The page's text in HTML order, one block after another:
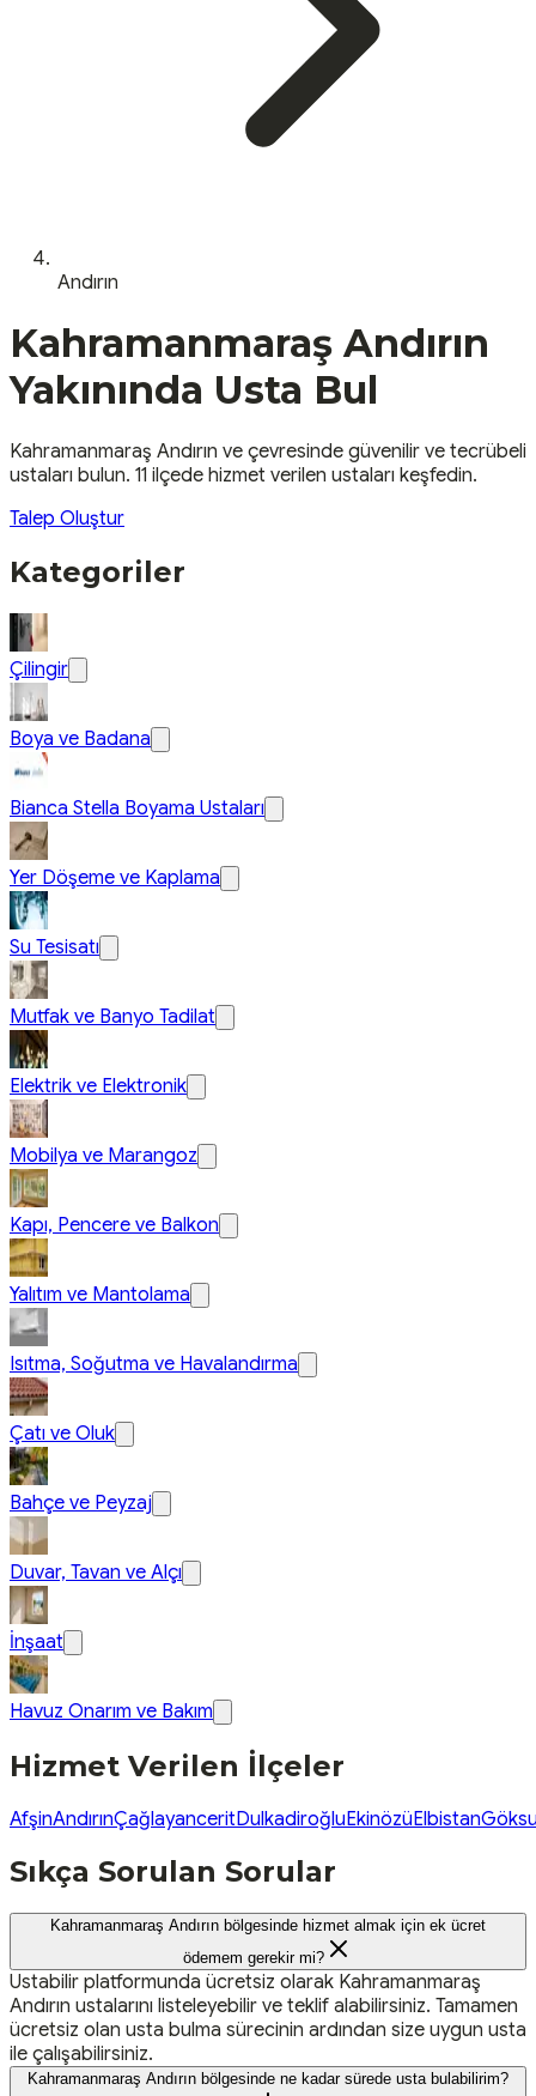
Andırın
Kahramanmaraş Andırın
Yakınında Usta Bul
Kahramanmaraş Andırın ve çevresinde güvenilir ve tecrübeli
ustaları bulun. 11 ilçede hizmet verilen ustaları keşfedin.
Talep Oluştur
Kategoriler
Çilingir
Boya ve Badana
Bianca Stella Boyama Ustaları
Yer Döşeme ve Kaplama
Su Tesisatı
Mutfak ve Banyo Tadilat
Elektrik ve Elektronik
Mobilya ve Marangoz
Kapı, Pencere ve Balkon
Yalıtım ve Mantolama
Isıtma, Soğutma ve Havalandırma
Çatı ve Oluk
Bahçe ve Peyzaj
Duvar, Tavan ve Alçı
İnşaat
Havuz Onarım ve Bakım
Hizmet Verilen İlçeler
AfşinAndırınÇağlayanceritDulkadiroğluEkinözüElbistan
Sıkça Sorulan Sorular
Kahramanmaraş Andırın bölgesinde hizmet almak için ek ücret
ödemem gerekir mi?
Ustabilir platformunda ücretsiz olarak Kahramanmaraş
Andırın ustalarını listeleyebilir ve teklif alabilirsiniz. Tamamen
ücretsiz olan usta bulma sürecinin ardından size uygun usta
ile çalışabilirsiniz.
Kahramanmaraş Andırın bölgesinde ne kadar sürede usta bulabilirim?